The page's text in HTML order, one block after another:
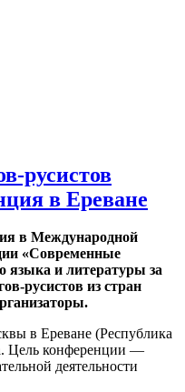
русистов
в Ереване
в Международной
«Современные
языка и литературы за
русистов из стран
в Ереване (Республика
Цель конференции —
деятельности